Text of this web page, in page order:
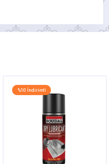
%10 İndirimli